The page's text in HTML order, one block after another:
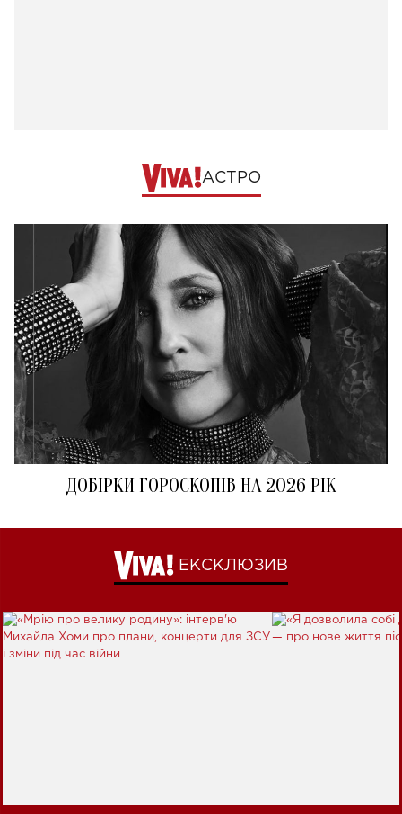
АСТРО
ДОБІРКИ ГОРОСКОПІВ НА 2026 РІК
ЕКСКЛЮЗИВ